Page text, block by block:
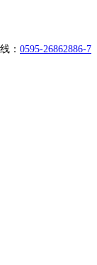
： 0595-26862886-7